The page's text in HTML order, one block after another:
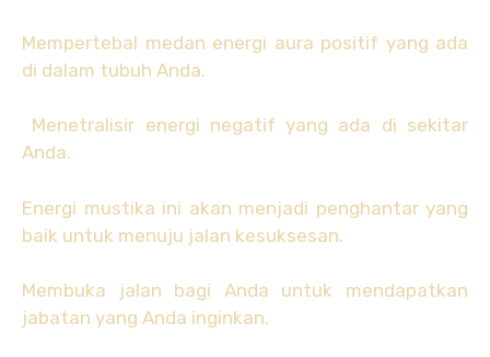
Mempertebal medan energi aura positif yang ada
di dalam tubuh Anda.
Menetralisir energi negatif yang ada di sekitar
Anda.
Energi mustika ini akan menjadi penghantar yang
baik untuk menuju jalan kesuksesan.
Membuka jalan bagi Anda untuk mendapatkan
jabatan yang Anda inginkan.